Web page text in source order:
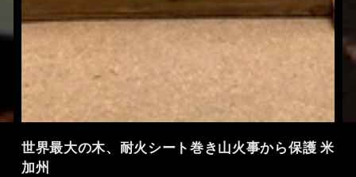
世界最大の木、耐火シート巻き山火事から保護 米
加州